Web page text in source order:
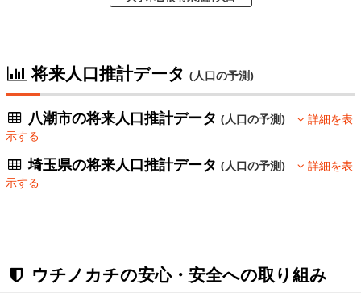
将来人口推計データ (人口の予測)
八潮市の将来人口推計データ(人口の予測)
詳細を表
示する
埼玉県の将来人口推計データ(人口の予測)
詳細を表
示する
ウチノカチの安心・安全への取り組み